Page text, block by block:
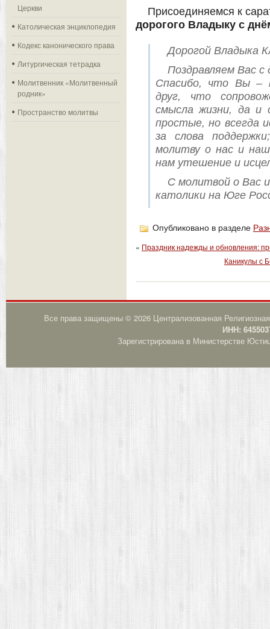
Церкви
Католическая энциклопедия
Кодекс канонического права
Литургическая тетрадка
Молитвенник «Молитвенный
родник»
Пространство молитвы
Присоединяемся к
дорогого Владыку с
Дорогой Владыка
Поздравляем Вас
Спасибо, что Вы –
друг, что
смысла жизни, да и
простые, но всегда
за слова
молитву о нас и
нам утешение и
С молитвой о Вас
католики на Юге
Опубликовано в разделе
« Праздник надежды и обновления:
Каникулы с
Все права защищены © 2026 Централизованная
ИНН:
Зарегистрирована в Министерстве